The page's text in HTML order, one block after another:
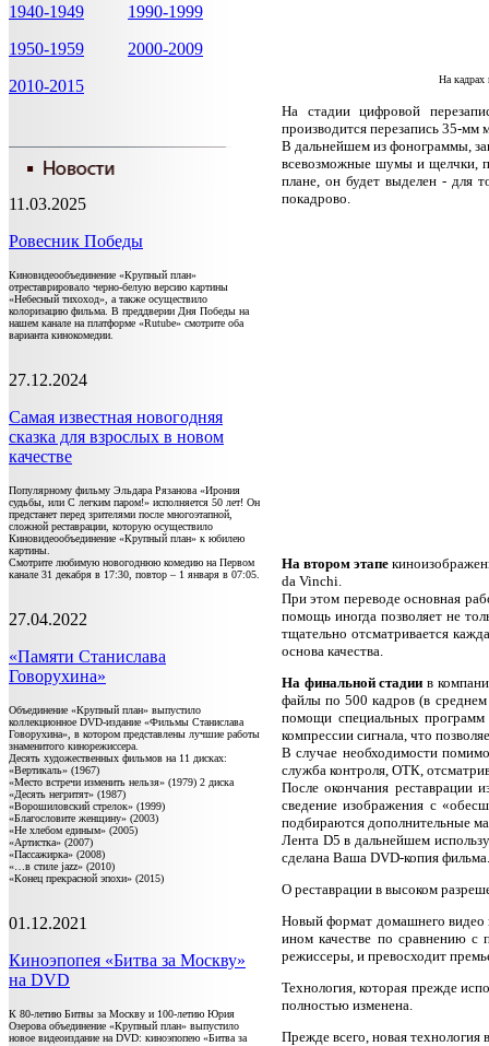
1940-1949
1990-1999
1950-1959
2000-2009
2010-2015
11.03.2025
Ровесник Победы
Киновидеообъединение «Крупный план»
отреставрировало черно-белую версию картины
«Небесный тихоход», а также осуществило
колоризацию фильма. В преддверии Дня Победы на
нашем канале на платформе «Rutube» смотрите оба
варианта кинокомедии.
27.12.2024
Самая известная новогодняя
сказка для взрослых в новом
качестве
Популярному фильму Эльдара Рязанова «Ирония
судьбы, или С легким паром!» исполняется 50 лет! Он
предстанет перед зрителями после многоэтапной,
сложной реставрации, которую осуществило
Киновидеообъединение «Крупный план» к юбилею
картины.
Смотрите любимую новогоднюю комедию на Первом
канале 31 декабря в 17:30, повтор – 1 января в 07:05.
27.04.2022
«Памяти Станислава
Говорухина»
Объединение «Крупный план» выпустило
коллекционное DVD-издание «Фильмы Станислава
Говорухина», в котором представлены лучшие работы
знаменитого кинорежиссера.
Десять художественных фильмов на 11 дисках:
«Вертикаль» (1967)
«Место встречи изменить нельзя» (1979) 2 диска
«Десять негритят» (1987)
«Ворошиловский стрелок» (1999)
«Благословите женщину» (2003)
«Не хлебом единым» (2005)
«Артистка» (2007)
«Пассажирка» (2008)
«…в стиле jazz» (2010)
«Конец прекрасной эпохи» (2015)
01.12.2021
Киноэпопея «Битва за Москву»
на DVD
К 80-летию Битвы за Москву и 100-летию Юрия
Озерова объединение «Крупный план» выпустило
новое видеоиздание на DVD: киноэпопею «Битва за
На кадрах
На стадии цифровой
производится перезапись 35-
В дальнейшем из фонограммы,
всевозможные шумы и щелчки,
плане, он будет выделен - для
покадрово.
На втором этапе
da Vinchi.
При этом переводе основная
помощь иногда позволяет не
тщательно отсматривается
основа качества.
На финальной стадии в
файлы по 500 кадров (в
помощи специальных программ
компрессии сигнала, что
В случае необходимости
служба контроля, ОТК,
После окончания реставрации
сведение изображения с
подбираются дополнительные
Лента D5 в дальнейшем
сделана Ваша DVD-копия
О реставрации в высоком
Новый формат домашнего видео
ином качестве по сравнению с
режиссеры, и превосходит
Технология, которая прежде
полностью изменена.
Прежде всего, новая технология